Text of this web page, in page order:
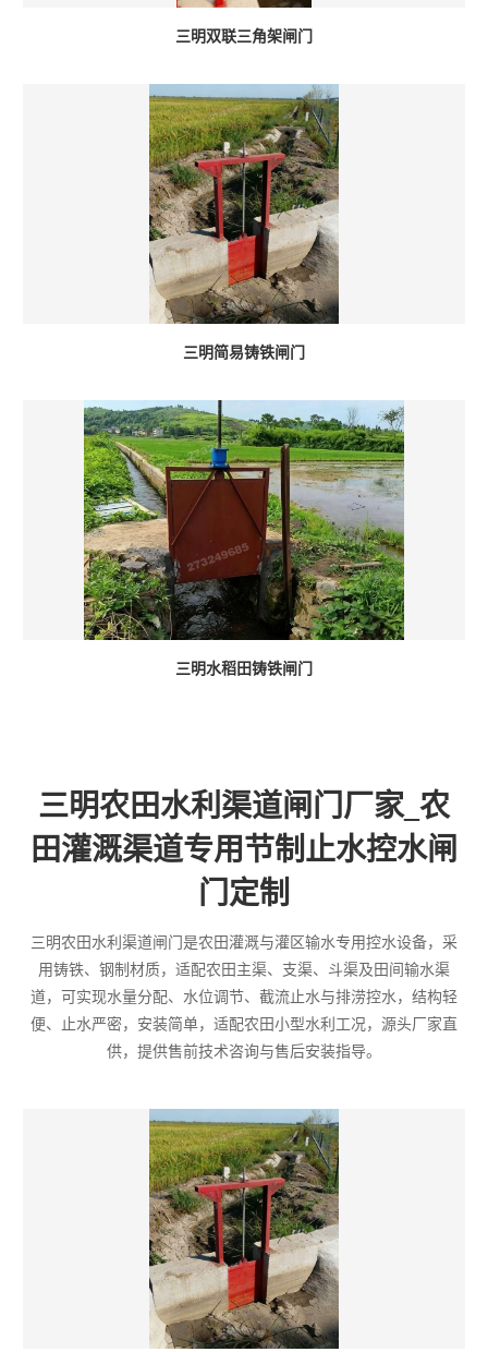
三明双联三角架闸门
三明简易铸铁闸门
三明水稻田铸铁闸门
三明农田水利渠道闸门厂家_农
田灌溉渠道专用节制止水控水闸
门定制
三明农田水利渠道闸门是农田灌溉与灌区输水专用控水设备，采
用铸铁、钢制材质，适配农田主渠、支渠、斗渠及田间输水渠
道，可实现水量分配、水位调节、截流止水与排涝控水，结构轻
便、止水严密，安装简单，适配农田小型水利工况，源头厂家直
供，提供售前技术咨询与售后安装指导。